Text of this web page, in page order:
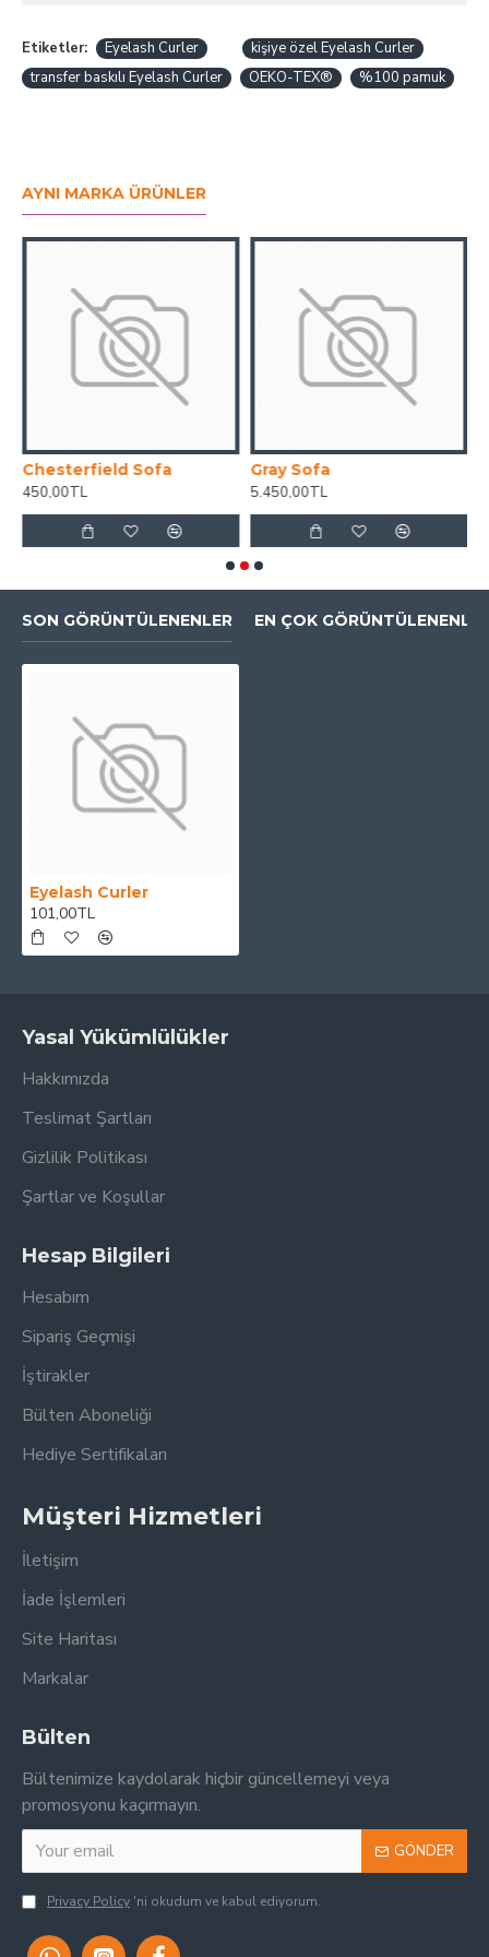
Etiketler: Eyelash Curler
kişiye özel Eyelash Curler
transfer baskılı Eyelash Curler
OEKO-TEX® %100 pamuk
AYNI MARKA ÜRÜNLER
Chesterfield Sofa
450,00TL
Gray Sofa
5.450,00TL
SON GÖRÜNTÜLENENLER EN ÇOK
Eyelash Curler
101,00TL
Yasal Yükümlülükler
Hakkımızda
Teslimat Şartları
Gizlilik Politikası
Şartlar ve Koşullar
Hesap Bilgileri
Hesabım
Sipariş Geçmişi
İştirakler
Bülten Aboneliği
Hediye Sertifikaları
Müşteri Hizmetleri
İletişim
İade İşlemleri
Site Haritası
Markalar
Bülten
Bültenimize kaydolarak hiçbir güncellemeyi veya
promosyonu kaçırmayın.
GÖNDER
Privacy Policy 'ni okudum ve kabul ediyorum.